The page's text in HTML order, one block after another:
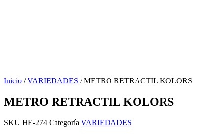
Inicio /VARIEDADES / METRO RETRACTIL KOLORS
METRO RETRACTIL KOLORS
SKU HE-274 Categoría VARIEDADES